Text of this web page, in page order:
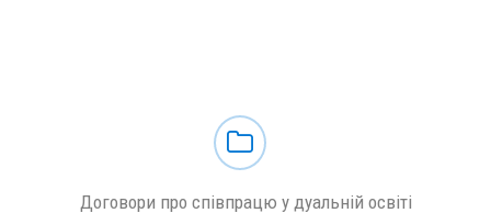
Договори про співпрацю у дуальній освіті